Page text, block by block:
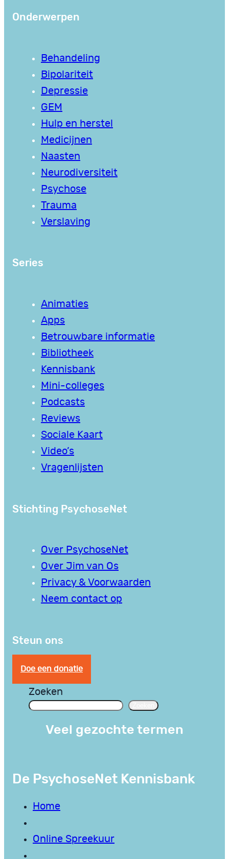
Onderwerpen
Behandeling
Bipolariteit
Depressie
GEM
Hulp en herstel
Medicijnen
Naasten
Neurodiversiteit
Psychose
Trauma
Verslaving
Series
Animaties
Apps
Betrouwbare informatie
Bibliotheek
Kennisbank
Mini-colleges
Podcasts
Reviews
Sociale Kaart
Video’s
Vragenlijsten
Stichting PsychoseNet
Over PsychoseNet
Over Jim van Os
Privacy & Voorwaarden
Neem contact op
Steun ons
Doe een donatie
Zoeken
Veel gezochte termen
De PsychoseNet Kennisbank
Home
Online Spreekuur